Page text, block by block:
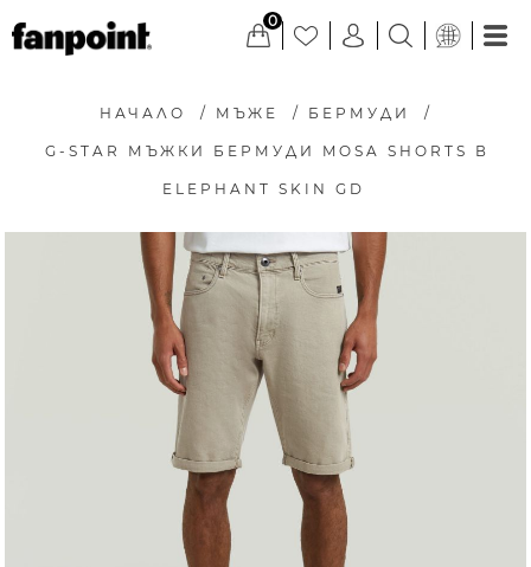
0
НАЧАЛО / МЪЖЕ / БЕРМУДИ /
G-STAR МЪЖКИ БЕРМУДИ MOSA SHORTS В
ELEPHANT SKIN GD